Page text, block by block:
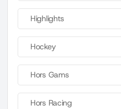
Highlights
Hockey
Hors Gams
Hors Racing